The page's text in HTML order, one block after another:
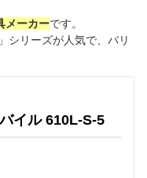
メーカーです。
シリーズが人気で、バリ
イル 610L-S-5